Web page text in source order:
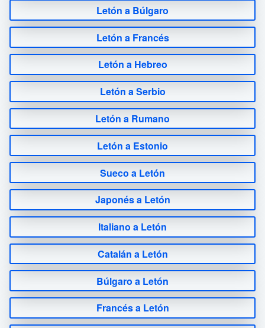
Letón a Búlgaro
Letón a Francés
Letón a Hebreo
Letón a Serbio
Letón a Rumano
Letón a Estonio
Sueco a Letón
Japonés a Letón
Italiano a Letón
Catalán a Letón
Búlgaro a Letón
Francés a Letón